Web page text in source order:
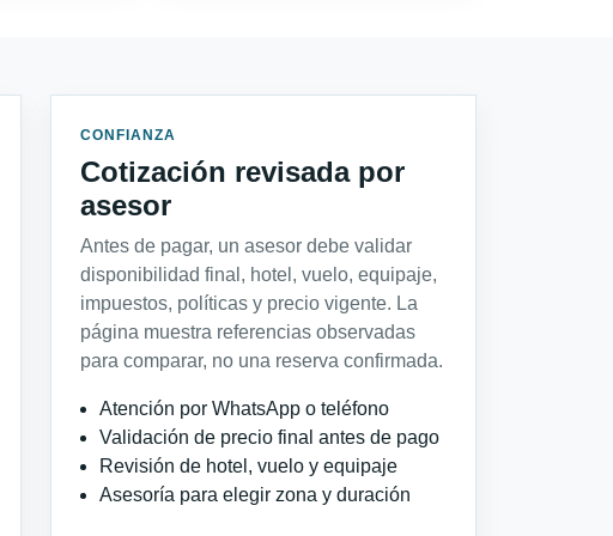
CONFIANZA
Cotización revisada por
asesor
Antes de pagar, un asesor debe validar
disponibilidad final, hotel, vuelo, equipaje,
impuestos, políticas y precio vigente. La
página muestra referencias observadas
para comparar, no una reserva confirmada.
Atención por WhatsApp o teléfono
Validación de precio final antes de pago
Revisión de hotel, vuelo y equipaje
Asesoría para elegir zona y duración